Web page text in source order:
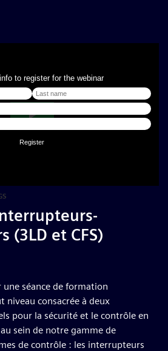
(3LD et CFS)
une séance de formation
niveau consacrée à deux
pour la sécurité et le contrôle en
sein de notre gamme de
de contrôle : les interrupteurs